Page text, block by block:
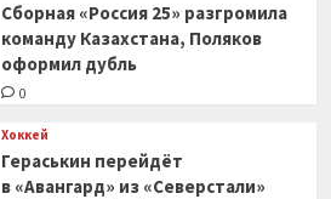
Сборная «Россия 25» разгромила
команду Казахстана, Поляков
оформил дубль
0
Хоккей
Гераськин перейдёт
в «Авангард» из «Северстали»